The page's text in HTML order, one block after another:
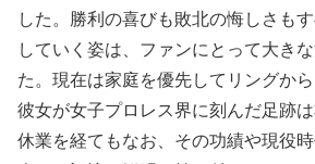
した。勝利の喜びも敗北の悔しさも
していく姿は、ファンにとって大き
た。現在は家庭を優先してリングから
彼女が女子プロレス界に刻んだ足跡
休業を経てもなお、その功績や現役